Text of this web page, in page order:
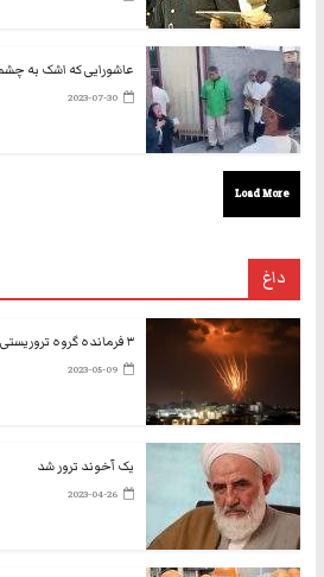
عاشورایی که اشک به
2023-07-30
Load More
داغ
۳ فرمانده گروه تروریستی جهاد اسلامی کتلت شدند
2023-05-09
یک آخوند ترور شد
2023-04-26